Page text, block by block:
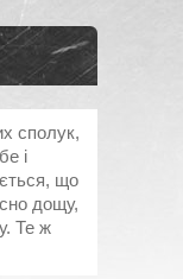
сполук,
і
що
дощу,
Те ж